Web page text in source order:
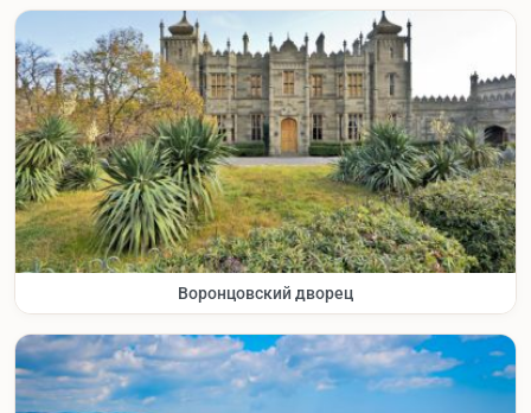
Воронцовский дворец